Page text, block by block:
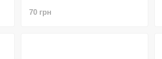
70 грн